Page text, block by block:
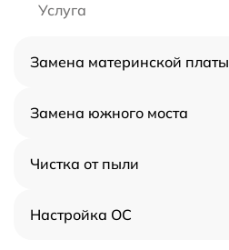
Услуга
Замена материнской платы
Замена южного моста
Чистка от пыли
Настройка ОС